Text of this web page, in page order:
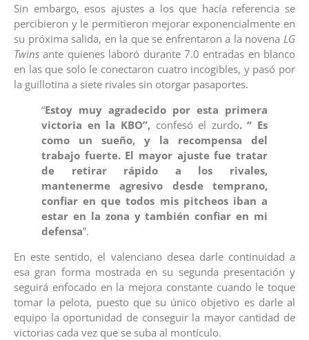
Sin embargo, esos ajustes a los que hacía referencia se
percibieron y le permitieron mejorar exponencialmente en
su próxima salida, en la que se enfrentaron a la novena LG
Twins ante quienes laboró durante 7.0 entradas en blanco
en las que solo le conectaron cuatro incogibles, y pasó por
la guillotina a siete rivales sin otorgar pasaportes.
“Estoy muy agradecido por esta primera
victoria en la KBO”, confesó el zurdo. “ Es
como un sueño, y la recompensa del
trabajo fuerte. El mayor ajuste fue tratar
de retirar rápido a los rivales,
mantenerme agresivo desde temprano,
confiar en que todos mis pitcheos iban a
estar en la zona y también confiar en mi
defensa”.
En este sentido, el valenciano desea darle continuidad a
esa gran forma mostrada en su segunda presentación y
seguirá enfocado en la mejora constante cuando le toque
tomar la pelota, puesto que su único objetivo es darle al
equipo la oportunidad de conseguir la mayor cantidad de
victorias cada vez que se suba al montículo.